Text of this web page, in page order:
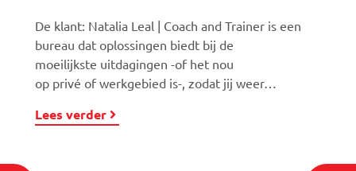
De klant: Natalia Leal | Coach and Trainer is een
bureau dat oplossingen biedt bij de
moeilijkste uitdagingen -of het nou
op privé of werkgebied is-, zodat jij weer…
Lees verder